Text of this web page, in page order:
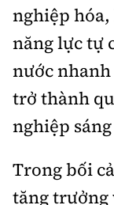
nghiệp
năng lực tự
nước
trở thành
nghiệp
Trong bối
tăng trưởng